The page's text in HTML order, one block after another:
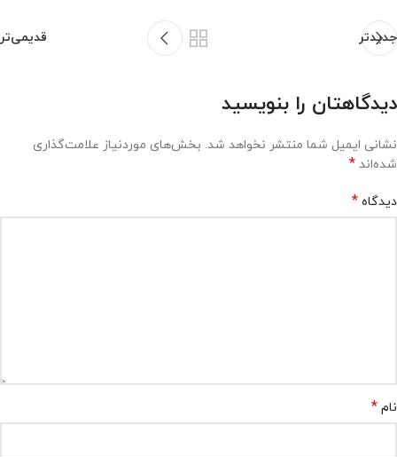
جدیدتر قدیمی‌تر
دیدگاهتان را بنویسید
نشانی ایمیل شما منتشر نخواهد شد. بخش‌های موردنیاز علامت‌گذاری
شده‌اند *
دیدگاه *
نام *